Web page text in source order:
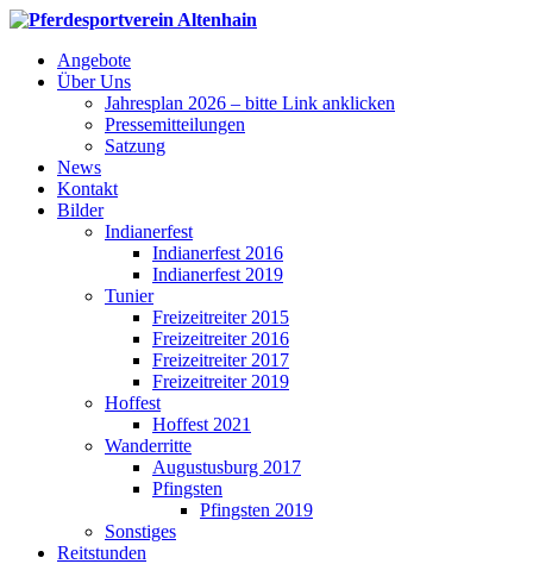
Angebote
Über Uns
Jahresplan 2026 – bitte Link anklicken
Pressemitteilungen
Satzung
News
Kontakt
Bilder
Indianerfest
Indianerfest 2016
Indianerfest 2019
Tunier
Freizeitreiter 2015
Freizeitreiter 2016
Freizeitreiter 2017
Freizeitreiter 2019
Hoffest
Hoffest 2021
Wanderritte
Augustusburg 2017
Pfingsten
Pfingsten 2019
Sonstiges
Reitstunden